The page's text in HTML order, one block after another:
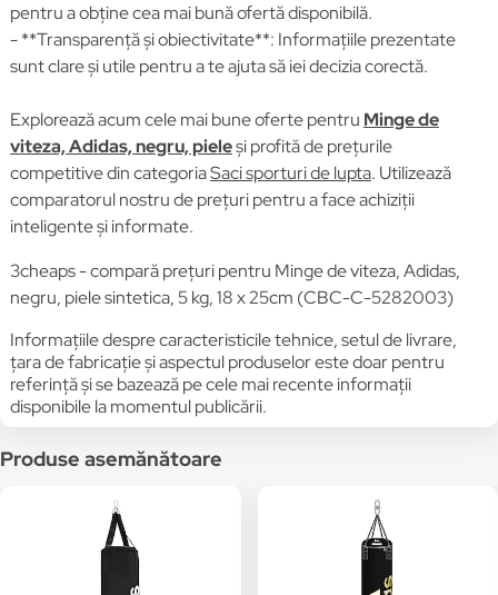
pentru a obține cea mai bună ofertă disponibilă.
- **Transparență și obiectivitate**: Informațiile prezentate
sunt clare și utile pentru a te ajuta să iei decizia corectă.
Explorează acum cele mai bune oferte pentru Minge de
viteza, Adidas, negru, pieleși profită de prețurile
competitive din categoriaSaci sporturi de lupta. Utilizează
comparatorul nostru de prețuri pentru a face achiziții
inteligente și informate.
3cheaps - compară prețuri pentru Minge de viteza, Adidas,
negru, piele sintetica, 5 kg, 18 x 25cm (CBC-C-5282003)
Informațiile despre caracteristicile tehnice, setul de livrare,
țara de fabricație și aspectul produselor este doar pentru
referință și se bazează pe cele mai recente informații
disponibile la momentul publicării.
Produse asemănătoare